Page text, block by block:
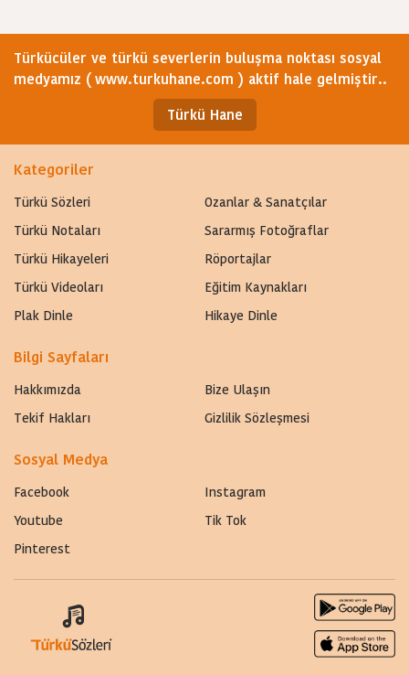
Türkücüler ve türkü severlerin buluşma noktası sosyal
medyamız ( www.turkuhane.com ) aktif hale gelmiştir..
Türkü Hane
Kategoriler
Türkü Sözleri
Ozanlar & Sanatçılar
Türkü Notaları
Sararmış Fotoğraflar
Türkü Hikayeleri
Röportajlar
Türkü Videoları
Eğitim Kaynakları
Plak Dinle
Hikaye Dinle
Bilgi Sayfaları
Hakkımızda
Bize Ulaşın
Tekif Hakları
Gizlilik Sözleşmesi
Sosyal Medya
Facebook
Instagram
Youtube
Tik Tok
Pinterest